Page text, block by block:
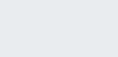
ve Fikstür